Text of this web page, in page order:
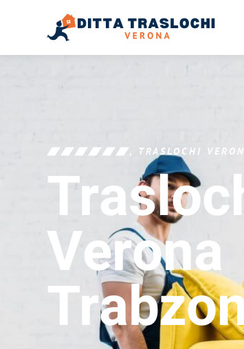
TRASLOCHI
Verona